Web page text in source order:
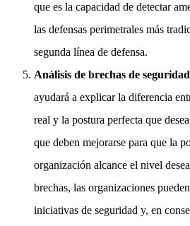
que es la capacidad de detectar
las defensas perimetrales más
segunda línea de defensa.
Análisis de brechas de
ayudará a explicar la diferencia
real y la postura perfecta que
que deben mejorarse para que la
organización alcance el nivel
brechas, las organizaciones
iniciativas de seguridad y, en